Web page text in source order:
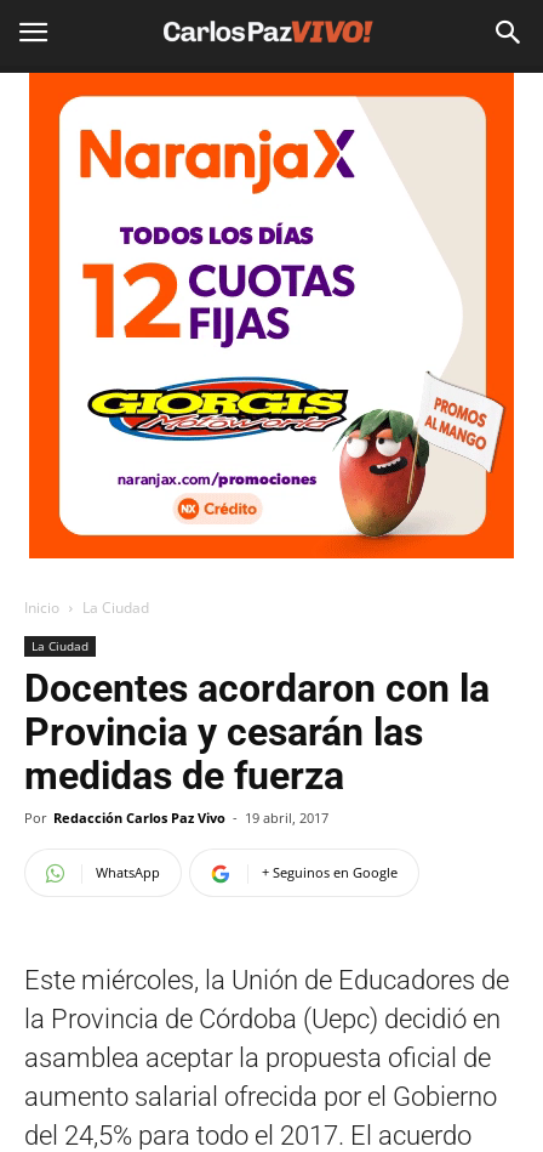
Inicio La Ciudad
La Ciudad
Docentes acordaron con la
Provincia y cesarán las
medidas de fuerza
Por Redacción Carlos Paz Vivo - 19 abril, 2017
WhatsApp + Seguinos en Google
Este miércoles, la Unión de Educadores de
la Provincia de Córdoba (Uepc) decidió en
asamblea aceptar la propuesta oficial de
aumento salarial ofrecida por el Gobierno
del 24,5% para todo el 2017. El acuerdo